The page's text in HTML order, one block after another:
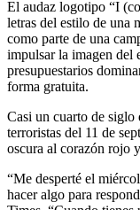
El audaz logotipo “I
letras del estilo de una
como parte de una
impulsar la imagen del
presupuestarios
forma gratuita.
Casi un cuarto de siglo
terroristas del 11 de
oscura al corazón rojo
“Me desperté el
hacer algo para